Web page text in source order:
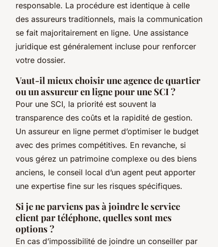
responsable. La procédure est identique à celle
des assureurs traditionnels, mais la communication
se fait majoritairement en ligne. Une assistance
juridique est généralement incluse pour renforcer
votre dossier.
Vaut-il mieux choisir une agence de quartier
ou un assureur en ligne pour une SCI ?
Pour une SCI, la priorité est souvent la
transparence des coûts et la rapidité de gestion.
Un assureur en ligne permet d’optimiser le budget
avec des primes compétitives. En revanche, si
vous gérez un patrimoine complexe ou des biens
anciens, le conseil local d’un agent peut apporter
une expertise fine sur les risques spécifiques.
Si je ne parviens pas à joindre le service
client par téléphone, quelles sont mes
options ?
En cas d’impossibilité de joindre un conseiller par